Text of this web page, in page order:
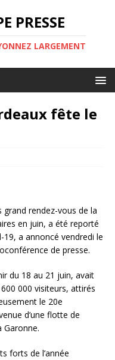
PRESSE
LARGEMENT
fête le
grand rendez-vous de la
en juin, a été reporté
a annoncé vendredi le
de presse.
du 18 au 21 juin, avait
000 visiteurs, attirés
le 20e
d’une flotte de
Garonne.
forts de l’année